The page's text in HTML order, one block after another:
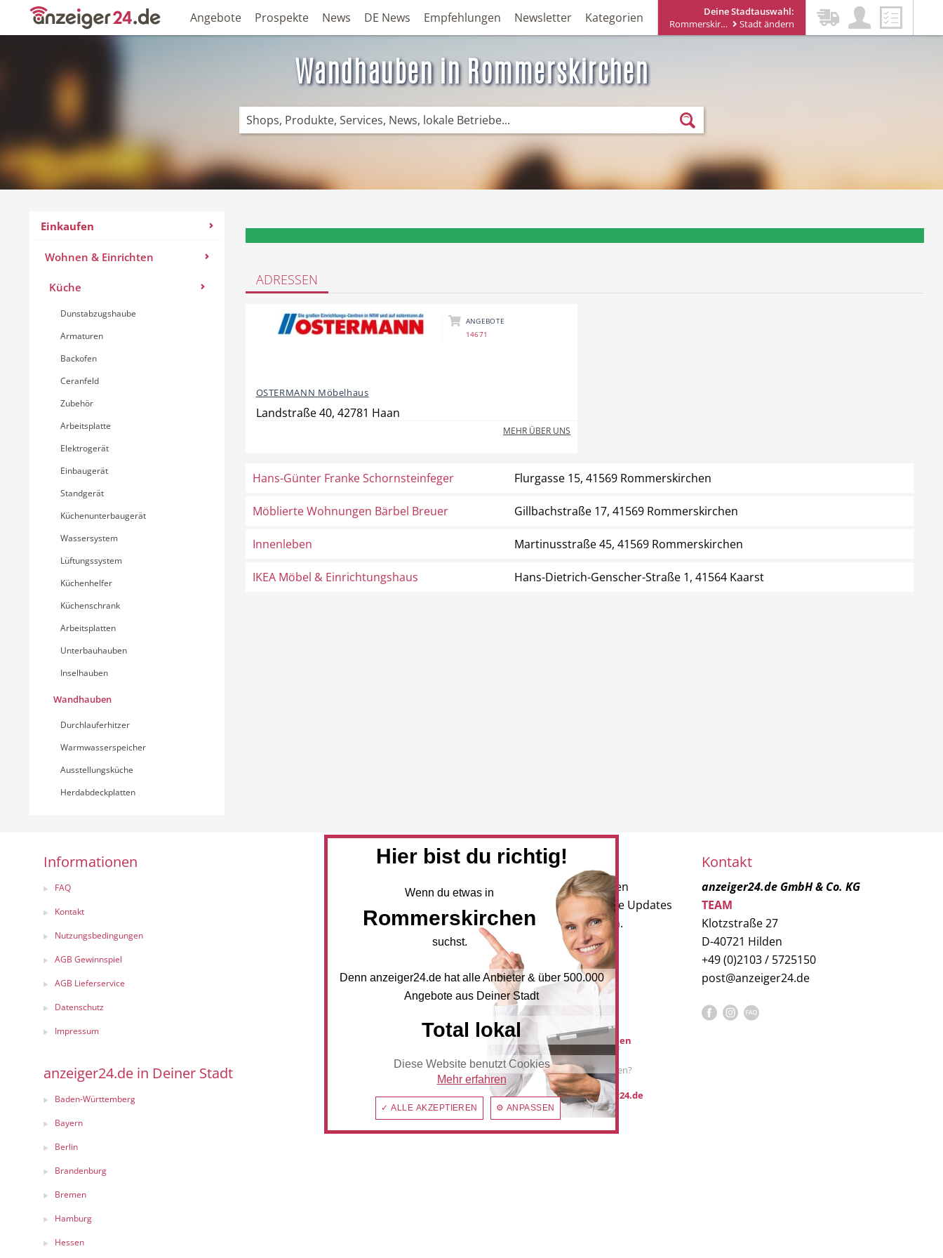
Deine Stadtauswahl:
Rommerskirchen
Stadt ändern
Angebote Prospekte News DE News Empfehlungen Newsletter Kategorien
Wandhauben in Rommerskirchen
Einkaufen
Wohnen & Einrichten
Küche
Dunstabzugshaube
Armaturen
Backofen
Ceranfeld
Zubehör
Arbeitsplatte
Elektrogerät
Einbaugerät
Standgerät
Küchenunterbaugerät
Wassersystem
Lüftungssystem
Küchenhelfer
Küchenschrank
Arbeitsplatten
Unterbauhauben
Inselhauben
Wandhauben
Durchlauferhitzer
Warmwasserspeicher
Ausstellungsküche
Herdabdeckplatten
ADRESSEN
ANGEBOTE
14671
OSTERMANN Möbelhaus
Landstraße 40, 42781 Haan
MEHR ÜBER UNS
Hans-Günter Franke Schornsteinfeger Flurgasse 15, 41569 Rommerskirchen
Möblierte Wohnungen Bärbel Breuer Gillbachstraße 17, 41569 Rommerskirchen
Innenleben Martinusstraße 45, 41569 Rommerskirchen
IKEA Möbel & Einrichtungshaus Hans-Dietrich-Genscher-Straße 1, 41564 Kaarst
Informationen
FAQ
Kontakt
Nutzungsbedingungen
AGB Gewinnspiel
AGB Lieferservice
Datenschutz
Impressum
anzeiger24.de in Deiner Stadt
Baden-Württemberg
Bayern
Berlin
Brandenburg
Bremen
Hamburg
Hessen
Newsletter
Melden Sie sich für unseren
Newsletter an, um neueste Updates
und Angebote zu erhalten.
NEWSLETTER BESTELLEN
Mediadaten
Werbung buchen
Sie möchten auf
anzeiger24.de
Werbung schalten?
post@anzeiger24.de
Kontakt
anzeiger24.de GmbH & Co. KG
TEAM
Klotzstraße 27
D-40721 Hilden
+49 (0)2103 / 5725150
post@anzeiger24.de
Hier bist du richtig!
Wenn du etwas in
Rommerskirchen
suchst.
Denn anzeiger24.de hat alle Anbieter & über 500.000
Angebote aus Deiner Stadt
Total lokal
Diese Website benutzt Cookies
Mehr erfahren
✓ ALLE AKZEPTIEREN ⚙ ANPASSEN